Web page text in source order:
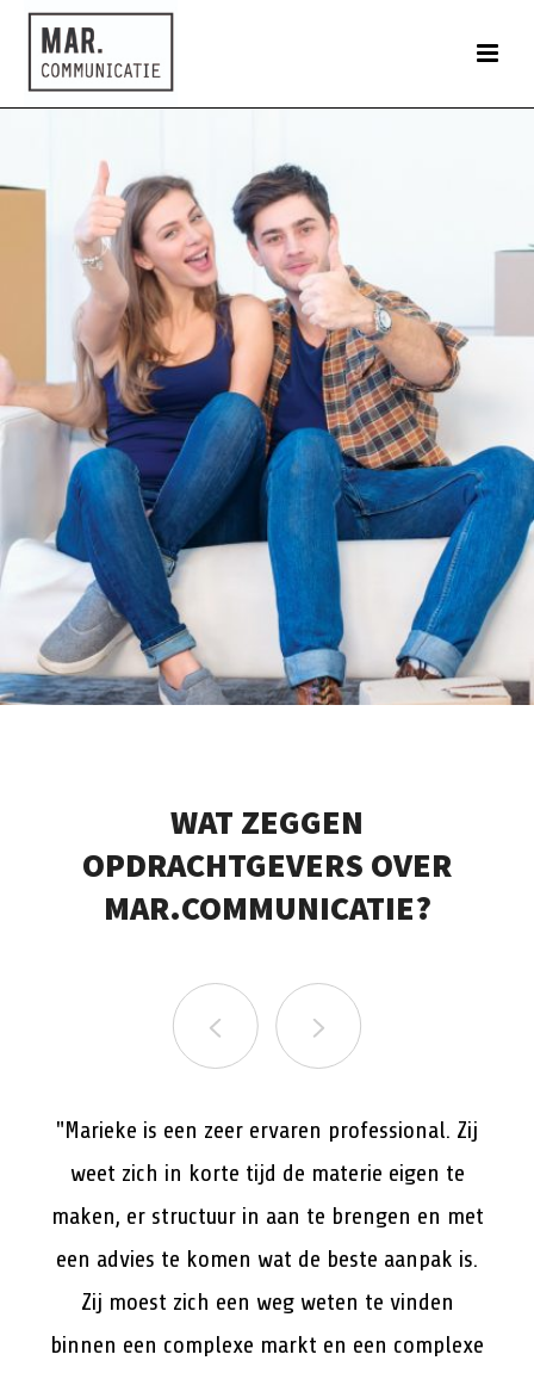
WAT ZEGGEN
OPDRACHTGEVERS OVER
MAR.COMMUNICATIE?
"Marieke is een zeer ervaren professional. Zij
weet zich in korte tijd de materie eigen te
maken, er structuur in aan te brengen en met
een advies te komen wat de beste aanpak is.
Zij moest zich een weg weten te vinden
binnen een complexe markt en een complexe